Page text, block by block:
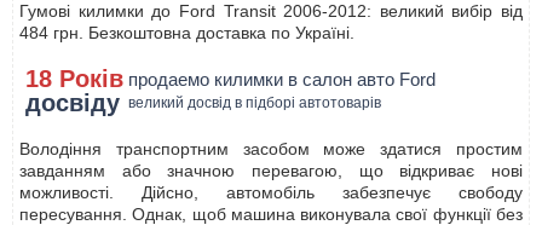
Гумові килимки до Ford Transit 2006-2012: великий вибір від
484 грн. Безкоштовна доставка по Україні.
18 Років продаемо килимки в салон авто Ford
досвіду великий досвід в підборі автотоварів
Володіння транспортним засобом може здатися простим
завданням або значною перевагою, що відкриває нові
можливості. Дійсно, автомобіль забезпечує свободу
пересування. Однак, щоб машина виконувала свої функції без